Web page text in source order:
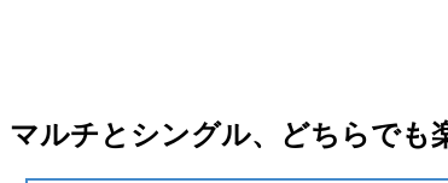
マルチとシングル、どちらでも